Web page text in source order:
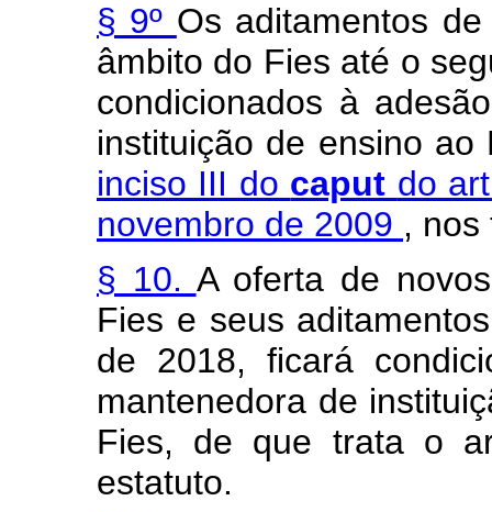
§ 9º Os aditamentos
âmbito do Fies até o
condicionados à
instituição de ensino
inciso III do caput do
novembro de 2009 , nos
§ 10. A oferta de
Fies e seus
de 2018, ficará
mantenedora de
Fies, de que trata o
estatuto.